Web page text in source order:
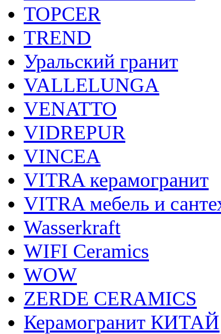
TOPCER
TREND
Уральский гранит
VALLELUNGA
VENATTO
VIDREPUR
VINCEA
VITRA керамогранит
VITRA мебель и
Wasserkraft
WIFI Ceramics
WOW
ZERDE CERAMICS
Керамогранит КИТАЙ